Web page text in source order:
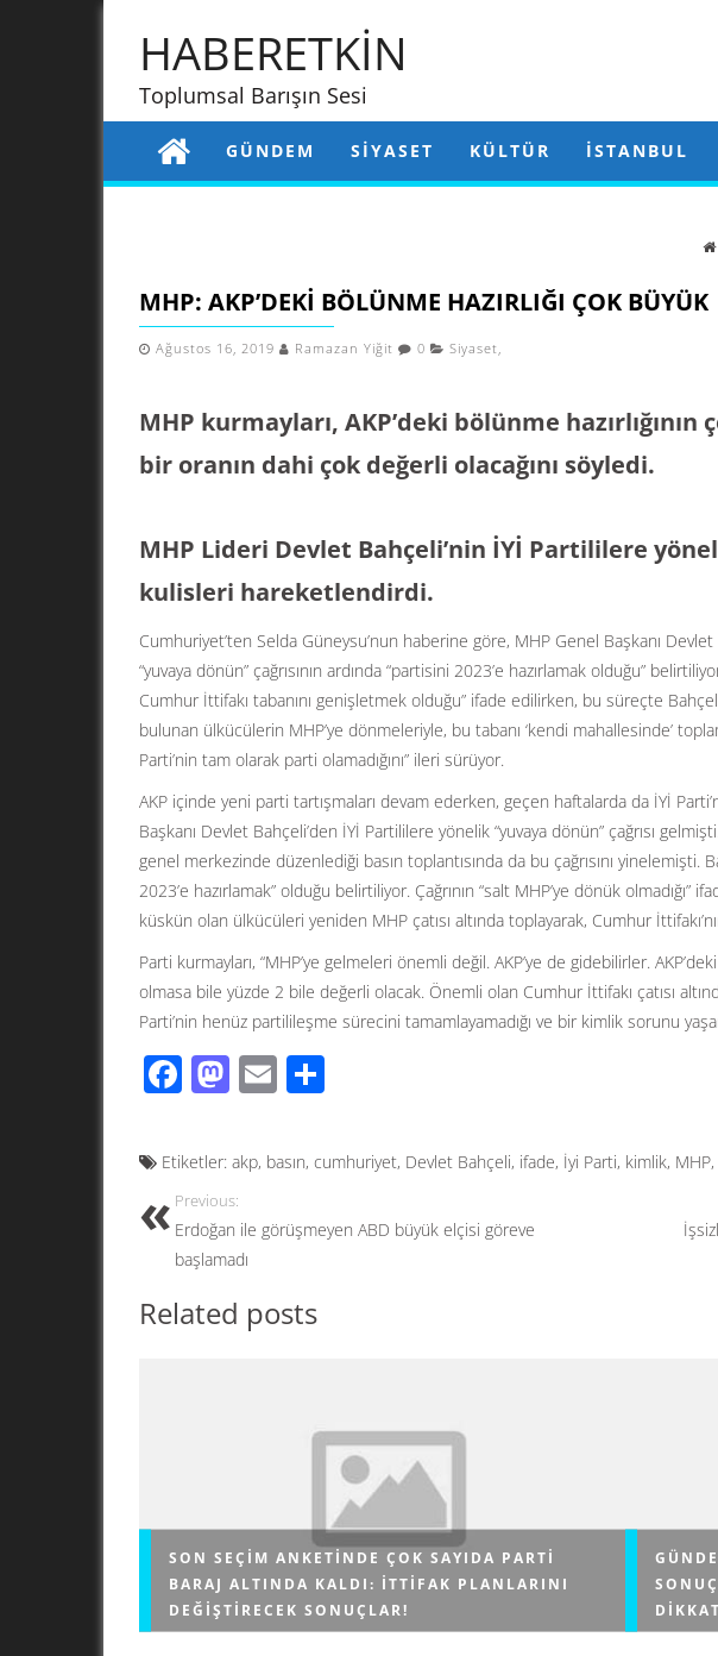
HABERETKİN
Toplumsal Barışın Sesi
GÜNDEM SIYASET KÜLTÜR İSTANBUL
MHP: AKP’DEKI BÖLÜNME HAZIRLIĞI ÇOK BÜYÜK
Ağustos 16, 2019 Ramazan Yiğit 0 Siyaset,
MHP kurmayları, AKP’deki bölünme
bir oranın dahi çok değerli olacağını söyledi.
MHP Lideri Devlet Bahçeli’nin İYİ Partililere
kulisleri hareketlendirdi.
Cumhuriyet’ten Selda Güneysu’nun haberine göre, MHP Genel Başkanı
“yuvaya dönün” çağrısının ardında “partisini 2023’e hazırlamak olduğu”
Cumhur İttifakı tabanını genişletmek olduğu” ifade edilirken, bu süreçte
bulunan ülkücülerin MHP’ye dönmeleriyle, bu tabanı ‘kendi mahallesinde’
Parti’nin tam olarak parti olamadığını” ileri sürüyor.
AKP içinde yeni parti tartışmaları devam ederken, geçen haftalarda da İYİ
Başkanı Devlet Bahçeli’den İYİ Partililere yönelik “yuvaya dönün” çağrısı
genel merkezinde düzenlediği basın toplantısında da bu çağrısını yinelemişti.
2023’e hazırlamak” olduğu belirtiliyor. Çağrının “salt MHP’ye dönük olmadığı”
küskün olan ülkücüleri yeniden MHP çatısı altında toplayarak, Cumhur
Parti kurmayları, “MHP’ye gelmeleri önemli değil. AKP’ye de gidebilirler.
olmasa bile yüzde 2 bile değerli olacak. Önemli olan Cumhur İttifakı çatısı
Parti’nin henüz partilileşme sürecini tamamlayamadığı ve bir kimlik sorunu
F
e
b
o
o
k
M
to
d
o
n
E
ail ar
Etiketler: akp, basın, cumhuriyet, Devlet Bahçeli, ifade, İyi Parti, kimlik, MHP,
Previous:
Erdoğan ile görüşmeyen ABD büyük elçisi göreve
başlamadı
Related posts
SON SEÇIM ANKETINDE ÇOK SAYIDA PARTI
BARAJ ALTINDA KALDI: İTTIFAK PLANLARINI
DEĞIŞTIRECEK SONUÇLAR!